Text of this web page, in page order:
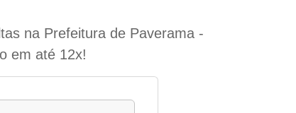
na Prefeitura de Paverama -
em até 12x!